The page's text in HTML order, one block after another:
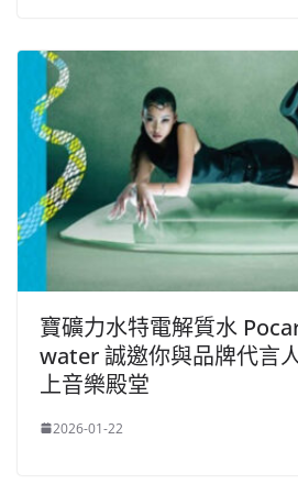
寶礦力水特電解質水
water 誠邀你與品牌代言
上音樂殿堂
2026-01-22